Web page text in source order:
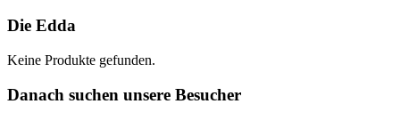
Die Edda
Keine Produkte gefunden.
Danach suchen unsere Besucher